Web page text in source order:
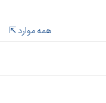
همه موارد